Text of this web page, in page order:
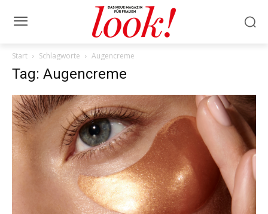
Start Schlagworte Augencreme
Tag: Augencreme